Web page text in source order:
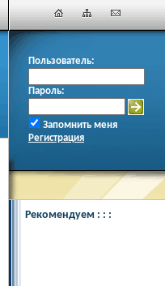
Пользователь:
Пароль:
Запомнить меня
Регистрация
Рекомендуем : : :